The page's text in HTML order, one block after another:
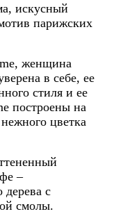
искусный
парижских
женщина
в себе, ее
стиля и ее
построены на
цветка
–
дерева с
смолы.